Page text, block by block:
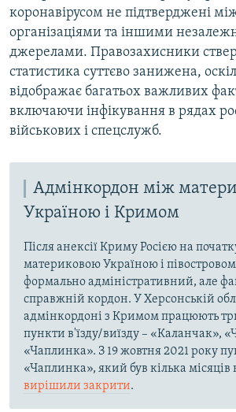
коронавірусом не підтверджені
організаціями та іншими
джерелами. Правозахисники
статистика суттєво занижена,
відображає багатьох важливих
включаючи інфікування в рядах
військових і спецслужб.
Адмінкордон між
Україною і Кримом
Після анексії Криму Росією на
материковою Україною і півостровом
формально адміністративний, але
справжній кордон. У Херсонській
адмінкордоні з Кримом працюють
пункти в'їзду/виїзду – «Каланчак»,
«Чаплинка». З 19 жовтня 2021 року
«Чаплинка», який був кілька місяців
вирішили закрити.